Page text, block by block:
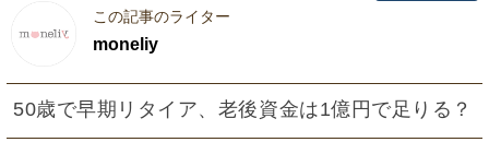
この記事のライター
moneliy
50歳で早期リタイア、老後資金は1億円で足りる？